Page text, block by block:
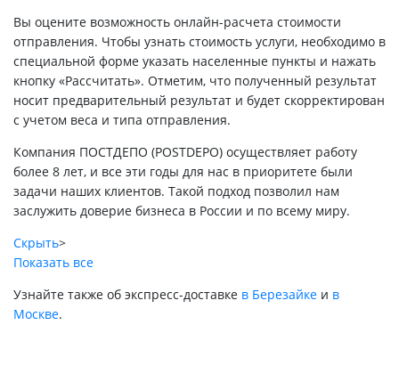
Вы оцените возможность онлайн-расчета стоимости
отправления. Чтобы узнать стоимость услуги, необходимо в
специальной форме указать населенные пункты и нажать
кнопку «Рассчитать». Отметим, что полученный результат
носит предварительный результат и будет скорректирован
с учетом веса и типа отправления.
Компания ПОСТДЕПО (POSTDEPO) осуществляет работу
более 8 лет, и все эти годы для нас в приоритете были
задачи наших клиентов. Такой подход позволил нам
заслужить доверие бизнеса в России и по всему миру.
Скрыть>
Показать все
Узнайте также об экспресс-доставке в Березайке и в
Москве.